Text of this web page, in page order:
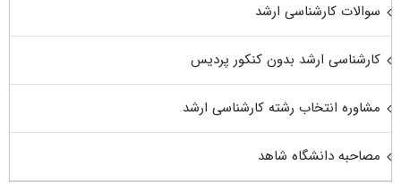
سوالات کارشناسی ارشد
کارشناسی ارشد بدون کنکور پردیس
مشاوره انتخاب رشته کارشناسی ارشد
مصاحبه دانشگاه شاهد